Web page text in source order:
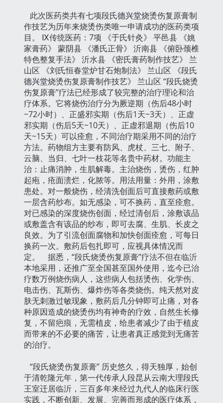
此次医药类共有七项段氏德兴堂烧烫伤复原膏制
作技艺为历年来烧烫伤类唯一申请成功的医药类项
目。 Ⅸ传统医药：7项 《于氏针灸》 平邑县 《姚
家膏药》 蒙阴县 《潘氏正骨》 沂南县 《俯卧颈椎
特色整复手法》 沂水县 《密氏膏药制作技艺》 兰
山区 《刘氏恒春堂炉甘石炮制法》 兰山区 《段氏
德兴堂烧烫伤复原膏制作技艺》 兰山区 “段氏烧烫
伤复原膏”疗法已经形成了较完整的治疗理论和治
疗体系。它将烧伤治疗分为厥逆期（伤后48小时
~72小时）、正盛邪实期（伤后1天~3天）、正虚
邪实期（伤后5天~10天）、正虚邪退期（伤后10
天~15天）可以痊愈，不同治疗期采用不同的治疗
方法。药物组方主要有防风、虎杖、三七、附子、
云脑、当归、七叶一枝花等名贵中药材。功能主
治：止痛消肿，生肌解毒。主治烧伤，烫伤，红肿
起疱，疮面溃烂，化脓等。用法用量：外用，涂敷
患处。对一般烧伤，经清洗创面后可直接敷药或敷
一层含药纱布。如无感染，可不换药，直至痊愈。
对已感染的深度烧伤创面，经过清创后，涂敷该品
或敷盖含有该品的纱布，即可去腐、生肌、长皮之
良效。为了引流创面腐物和加快创面痊愈，可每日
换药一次。敷药后包扎即可，应视具体情况而
定。 据悉，“段氏烧烫伤复原膏”疗法不但在临沂
本地采用，还推广至全国甚至国外使用，迄今已治
疗数万例烧伤病人，这些病人包括烫伤、化学伤、
电击伤、瓦斯伤、爆炸伤等各类烧伤。纯天然对皮
肤无刺激过敏现象，敷药后几分钟即可止痛，对各
种原因造成的烧烫伤均有神奇的疗效，自然生长修
复，不留疤痕，无需植皮，给患者减少了由于植皮
而带来的不必要的痛苦，让患者真正感觉到无痛苦
的治疗。
“段氏烧烫伤复原膏” 历史悠久，得天独厚，始创
于清乾隆元年，第一代传承人段昆从云南大理段氏
王室迁居临沂，三百多年来经过九代人的临床行医
实践，不断创新、发展、完善而形成的医疗体系，